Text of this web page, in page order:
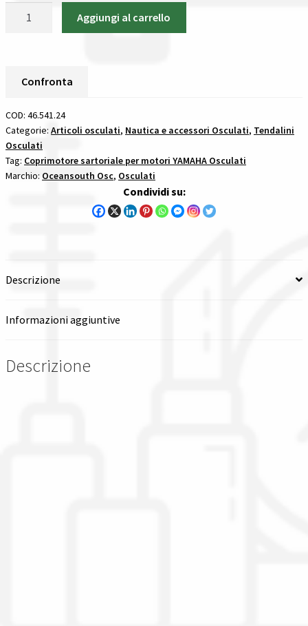
Checkout
Vent.
4Cyl
2.8L
(2023)
tendalini
e
Aggiungi al carrello
Confronta
COD: 46.541.24
Categorie: Articoli osculati, Nautica e accessori Osculati, Tendalini
Osculati
Tag: Coprimotore sartoriale per motori YAMAHA Osculati
Marchio: Oceansouth Osc, Osculati
Condividi su:
Descrizione
Informazioni aggiuntive
Descrizione